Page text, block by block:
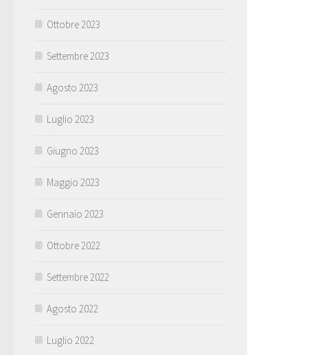
Ottobre 2023
Settembre 2023
Agosto 2023
Luglio 2023
Giugno 2023
Maggio 2023
Gennaio 2023
Ottobre 2022
Settembre 2022
Agosto 2022
Luglio 2022